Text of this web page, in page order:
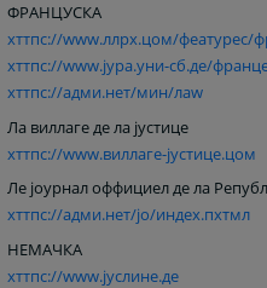
ФРАНЦУСКА
хттпс://www.ллрx.цом/феатурес/
хттпс://www.јура.уни-сб.де/
хттпс://адми.нет/мин/лаw
Ла виллаге де ла јустице
хттпс://www.виллаге-јустице.цом
Ле јоурнал оффициел де ла
хттпс://адми.нет/јо/индеx.пхтмл
НЕМАЧКА
хттпс://www.јуслине.де